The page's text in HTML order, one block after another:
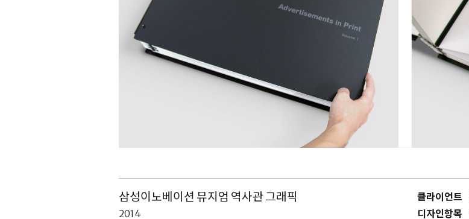
삼성이노베이션 뮤지엄 역사관 그래픽
2014
클라이언트
디자인항목